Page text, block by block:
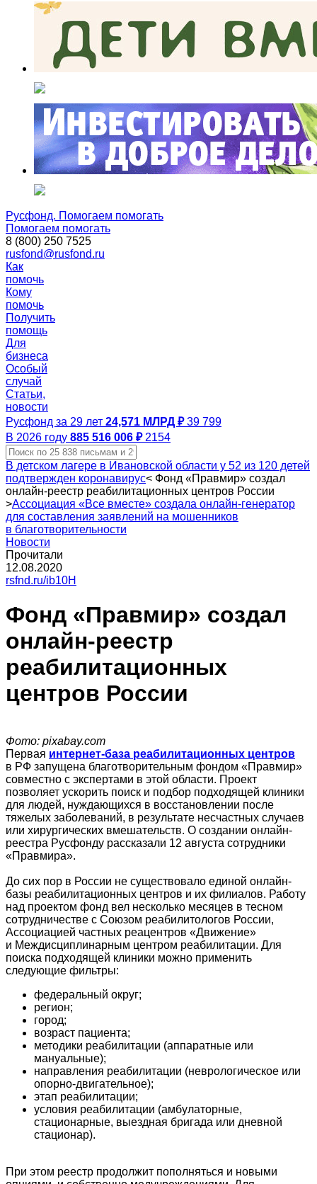
Русфонд. Помогаем помогать
Помогаем помогать
8 (800) 250 7525
rusfond@rusfond.ru
Как
помочь
Кому
помочь
Получить
помощь
Для
бизнеса
Особый
случай
Статьи,
новости
Русфонд за 29 лет 24,571 МЛРД ₽ 39 799
В 2026 году 885 516 006 ₽ 2154
В детском лагере в Ивановской области у 52 из 120 детей
подтвержден коронавирус< Фонд «Правмир» создал
онлайн‑реестр реабилитационных центров России
>Ассоциация «Все вместе» создала онлайн‑генератор
для составления заявлений на мошенников
в благотворительности
Новости
Прочитали
12.08.2020
rsfnd.ru/ib10H
Фонд «Правмир» создал
онлайн-реестр
реабилитационных
центров России
Фото: pixabay.com
Первая интернет‑база реабилитационных центров
в РФ запущена благотворительным фондом «Правмир»
совместно с экспертами в этой области. Проект
позволяет ускорить поиск и подбор подходящей клиники
для людей, нуждающихся в восстановлении после
тяжелых заболеваний, в результате несчастных случаев
или хирургических вмешательств. О создании онлайн-
реестра Русфонду рассказали 12 августа сотрудники
«Правмира».
До сих пор в России не существовало единой онлайн-
базы реабилитационных центров и их филиалов. Работу
над проектом фонд вел несколько месяцев в тесном
сотрудничестве с Союзом реабилитологов России,
Ассоциацией частных реацентров «Движение»
и Междисциплинарным центром реабилитации. Для
поиска подходящей клиники можно применить
следующие фильтры:
федеральный округ;
регион;
город;
возраст пациента;
методики реабилитации (аппаратные или
мануальные);
направления реабилитации (неврологическое или
опорно-двигательное);
этап реабилитации;
условия реабилитации (амбулаторные,
стационарные, выездная бригада или дневной
стационар).
При этом реестр продолжит пополняться и новыми